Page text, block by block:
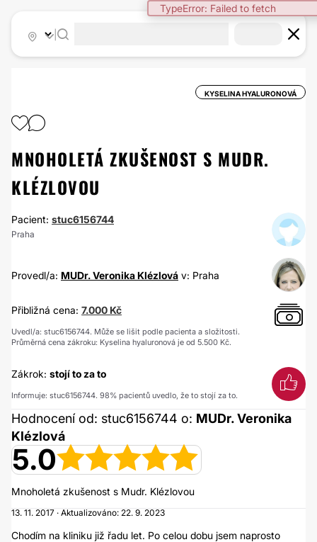
TypeError: Failed to fetch
KYSELINA HYALURONOVÁ
MNOHOLETÁ ZKUŠENOST S MUDR.
KLÉZLOVOU
Pacient: stuc6156744
Praha
Provedl/a: MUDr. Veronika Klézlová v: Praha
Přibližná cena: 7.000 Kč
Uvedl/a: stuc6156744. Může se lišit podle pacienta a složitosti.
Průměrná cena zákroku: Kyselina hyaluronová je od 5.500 Kč.
Zákrok: stojí to za to
Informuje: stuc6156744. 98% pacientů uvedlo, že to stojí za to.
Hodnocení od: stuc6156744 o: MUDr. Veronika
Klézlová
5.0
Mnoholetá zkušenost s Mudr. Klézlovou
13. 11. 2017 · Aktualizováno: 22. 9. 2023
Chodím na kliniku již řadu let. Po celou dobu jsem naprosto